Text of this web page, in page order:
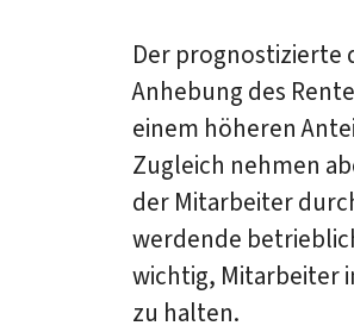
Der prognostizierte
Anhebung des
einem höheren
Zugleich nehmen
der Mitarbeiter
werdende
wichtig, Mitarbeiter
zu halten.